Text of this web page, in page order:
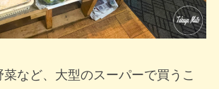
など、大型のスーパーで買うこ